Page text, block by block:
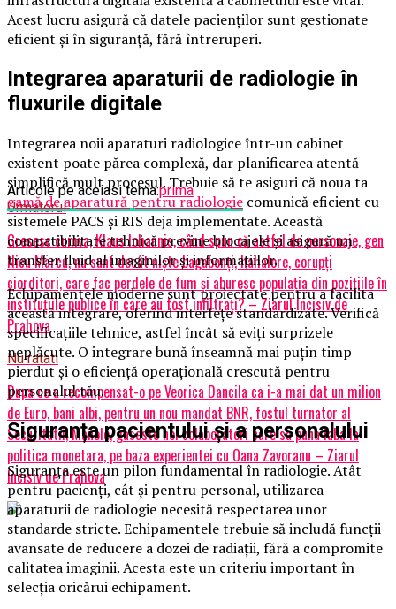
Articole pe aceiasi tema:prima
Urmatorul
Gresesc cumva, Klaus Iohannis, când spun că astfel de personaje, gen
Nicu Marcu, nu sunt decât niște bagabonți, hahalere, corupți
ciorditori, care fac perdele de fum și aburesc populația din pozițiile în
instituțiile publice în care au fost infiltrați? – Ziarul Incisiv de
Prahova
Nu ratati
Dupa ce a recompensat-o pe Veorica Dancila ca i-a mai dat un milion
de Euro, bani albi, pentru un nou mandat BNR, fostul turnator al
Securitatii, Manole, gaseste noi colaboratori care sa puna laba la
politica monetara, pe baza experientei cu Oana Zavoranu – Ziarul
Incisiv de Prahova
Acest lucru asigură că datele pacienților sunt gestionate
eficient și în siguranță, fără întreruperi.
Integrarea aparaturii de radiologie în
fluxurile digitale
Integrarea noii aparaturi radiologice într-un cabinet
existent poate părea complexă, dar planificarea atentă
simplifică mult procesul. Trebuie să te asiguri că noua ta
gamă de aparatură pentru radiologie comunică eficient cu
sistemele PACS și RIS deja implementate. Această
compatibilitate tehnică previne blocajele și asigură un
transfer fluid al imaginilor și informațiilor.
Echipamentele moderne sunt proiectate pentru a facilita
această integrare, oferind interfețe standardizate. Verifică
specificațiile tehnice, astfel încât să eviți surprizele
neplăcute. O integrare bună înseamnă mai puțin timp
pierdut și o eficiență operațională crescută pentru
personalul tău.
Siguranța pacientului și a personalului
Siguranța este un pilon fundamental în radiologie. Atât
pentru pacienți, cât și pentru personal, utilizarea
aparaturii de radiologie necesită respectarea unor
standarde stricte. Echipamentele trebuie să includă funcții
avansate de reducere a dozei de radiații, fără a compromite
calitatea imaginii. Acesta este un criteriu important în
selecția oricărui echipament.